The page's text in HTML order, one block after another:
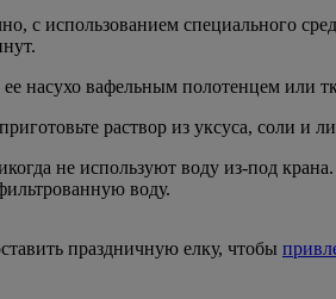
с использованием специального
насухо вафельным полотенцем или
раствор из уксуса, соли
не используют воду из-под
воду.
праздничную елку, чтобы